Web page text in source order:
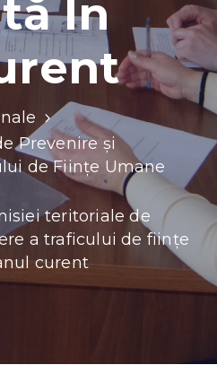
În
Prevenire și
de Ființe Umane
teritoriale de
a traficului de ființe
curent